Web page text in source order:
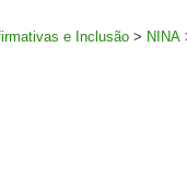
e Inclusão > NINA